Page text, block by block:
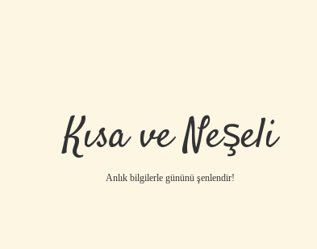
Kısa ve Neşeli
Anlık bilgilerle gününü şenlendir!